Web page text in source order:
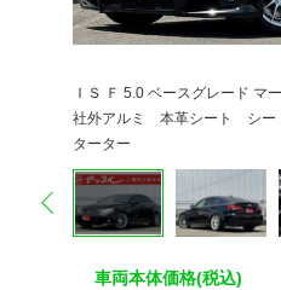
ＩＳ Ｆ 5.0 ベースグレード
社外アルミ 本革シート シー
ターター
prev
車両本体価格(税込)